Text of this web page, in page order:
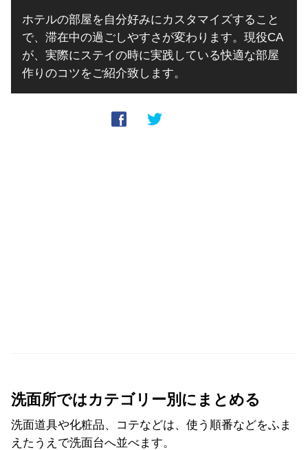
ホテルの部屋を自分好みにカスタマイズすること
で、滞在中の過ごしやすさが変わります。現役CA
が、実際にステイの時に実践している快適な部屋
作りのコツをご紹介致します。
洗面所ではカテゴリー別にまとめる
洗面道具や化粧品、コテなどは、使う順番などをふま
えたうえで洗面台へ並べます。